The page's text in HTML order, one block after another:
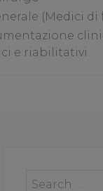
(Medici di
e riabilitativi